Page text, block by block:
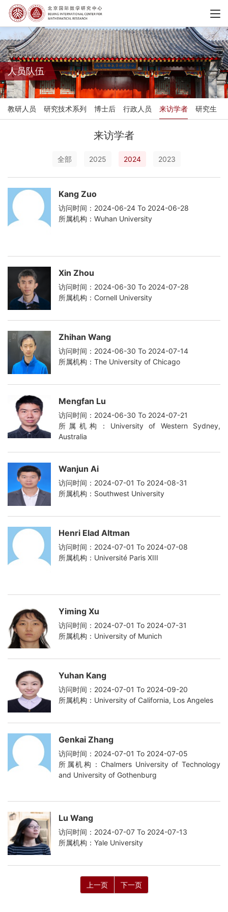
人员队伍
教研人员 研究技术系列 博士后 行政人员 来访学者 研究生
来访学者
全部 2025 2024 2023
Kang Zuo
访问时间：2024-06-24 To 2024-06-28
所属机构：Wuhan University
Xin Zhou
访问时间：2024-06-30 To 2024-07-28
所属机构：Cornell University
Zhihan Wang
访问时间：2024-06-30 To 2024-07-14
所属机构：The University of Chicago
Mengfan Lu
访问时间：2024-06-30 To 2024-07-21
所属机构：University of Western Sydney,
Australia
Wanjun Ai
访问时间：2024-07-01 To 2024-08-31
所属机构：Southwest University
Henri Elad Altman
访问时间：2024-07-01 To 2024-07-08
所属机构：Université Paris XIII
Yiming Xu
访问时间：2024-07-01 To 2024-07-31
所属机构：University of Munich
Yuhan Kang
访问时间：2024-07-01 To 2024-09-20
所属机构：University of California, Los Angeles
Genkai Zhang
访问时间：2024-07-01 To 2024-07-05
所属机构：Chalmers University of Technology
and University of Gothenburg
Lu Wang
访问时间：2024-07-07 To 2024-07-13
所属机构：Yale University
上一页 下一页